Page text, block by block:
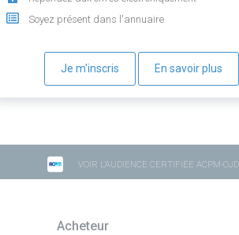
Soyez présent dans l'annuaire
Je m'inscris En savoir plus
VOIR L'AUDIENCE CERTIFIÉE ACPM-OJD
Acheteur